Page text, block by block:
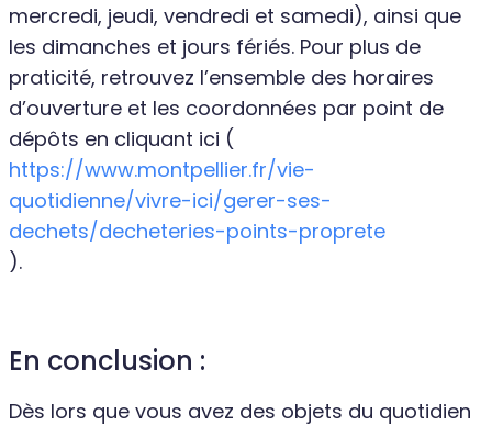
mercredi, jeudi, vendredi et samedi), ainsi que
les dimanches et jours fériés. Pour plus de
praticité, retrouvez l’ensemble des horaires
d’ouverture et les coordonnées par point de
dépôts en cliquant ici (
https://www.montpellier.fr/vie-
quotidienne/vivre-ici/gerer-ses-
dechets/decheteries-points-proprete
).
En conclusion :
Dès lors que vous avez des objets du quotidien